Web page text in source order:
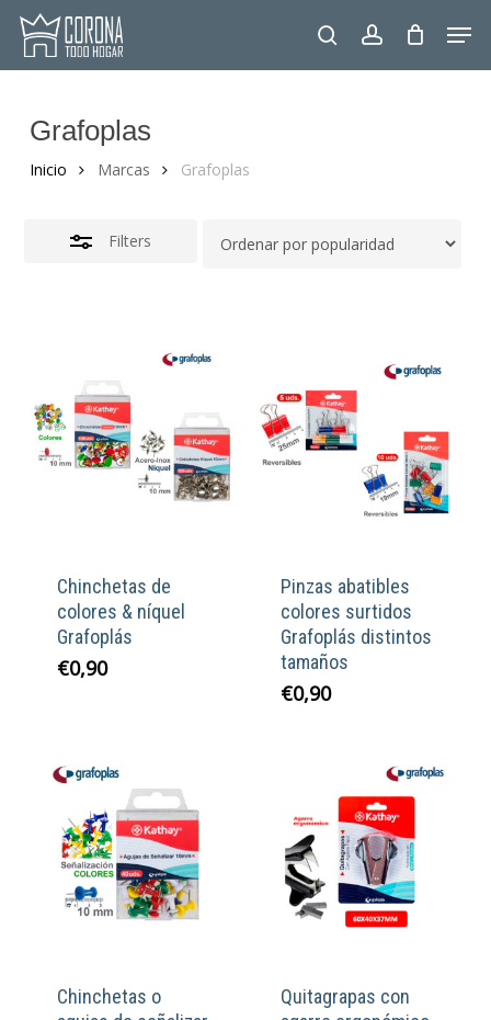
Skip
main
searchaccount
Grafoplas
Inicio Marcas Grafoplas
Filters
Chinchetas de
colores & níquel
Grafoplás
€0,90
Pinzas abatibles
colores surtidos
Grafoplás distintos
tamaños
€0,90
Chinchetas o
Quitagrapas con
Close
Filters